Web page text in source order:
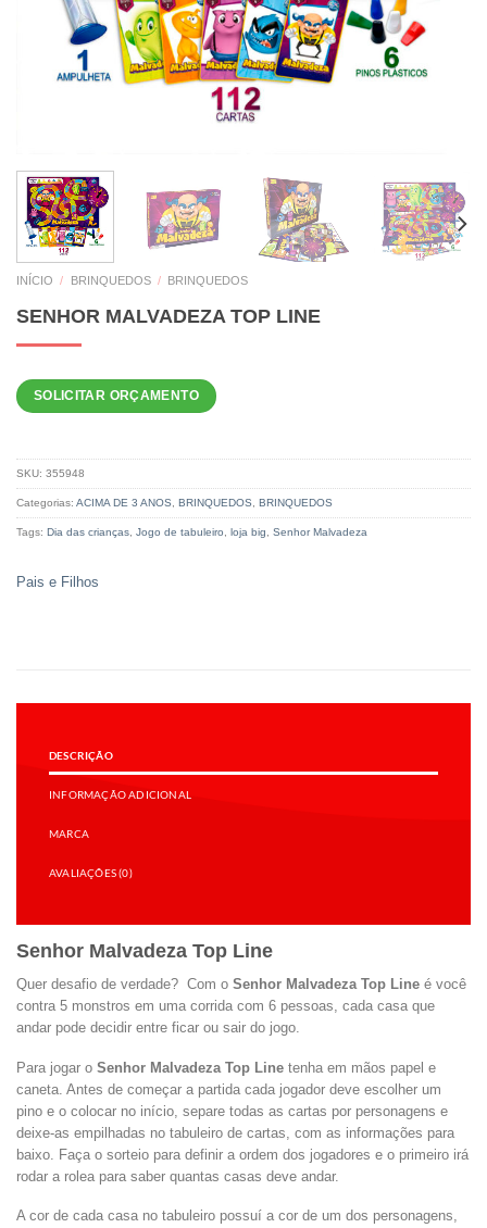
INÍCIO / BRINQUEDOS / BRINQUEDOS
SENHOR MALVADEZA TOP LINE
SOLICITAR ORÇAMENTO
SKU: 355948
Categorias: ACIMA DE 3 ANOS BRINQUEDOS BRINQUEDOS
Tags: Dia das crianças Jogo de tabuleiro loja big Senhor Malvadeza
Pais e Filhos
DESCRIÇÃO
INFORMAÇÃO ADICIONAL
MARCA
AVALIAÇÕES (0)
Senhor Malvadeza Top Line
Quer desafio de verdade? Com o Senhor Malvadeza Top Line é você
contra 5 monstros em uma corrida com 6 pessoas, cada casa que
andar pode decidir entre ficar ou sair do jogo.
Para jogar o Senhor Malvadeza Top Line tenha em mãos papel e
caneta. Antes de começar a partida cada jogador deve escolher um
pino e o colocar no início, separe todas as cartas por personagens e
deixe-as empilhadas no tabuleiro de cartas, com as informações para
baixo. Faça o sorteio para definir a ordem dos jogadores e o primeiro irá
rodar a rolea para saber quantas casas deve andar.
A cor de cada casa no tabuleiro possuí a cor de um dos personagens,